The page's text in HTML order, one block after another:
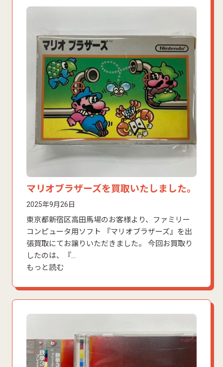
マリオブラザーズを買取いたしました。
2025年9月26日
東京都新宿区高田馬場のお客様より、ファミリー
コンピュータ用ソフト 『マリオブラザーズ』を出
張買取にてお譲りいただきました。 今回お買取り
したのは、『…
もっと読む